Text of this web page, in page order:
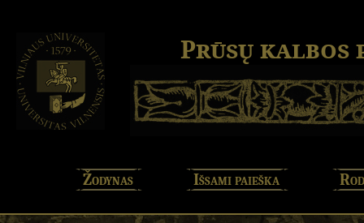
Prūsų kalbos
Žodynas Išsami paieška